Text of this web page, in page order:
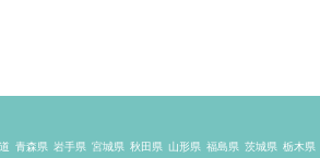
青森県 岩手県 宮城県 秋田県 山形県 福島県 茨城県 栃木県